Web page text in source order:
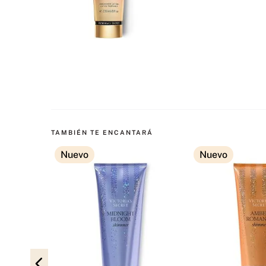
TAMBIÉN TE ENCANTARÁ
Nuevo Nuevo